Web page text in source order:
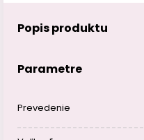
Popis produktu
Parametre
Prevedenie